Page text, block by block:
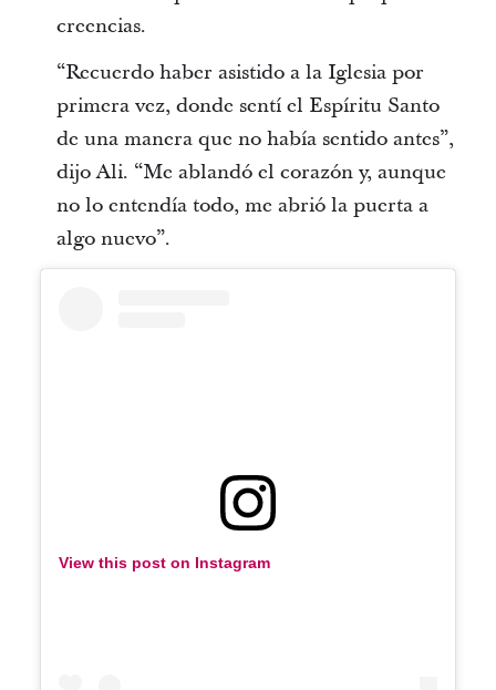
creencias.
“Recuerdo haber asistido a la Iglesia por
primera vez, donde sentí el Espíritu Santo
de una manera que no había sentido antes”,
dijo Ali. “Me ablandó el corazón y, aunque
no lo entendía todo, me abrió la puerta a
algo nuevo”.
View this post on Instagram